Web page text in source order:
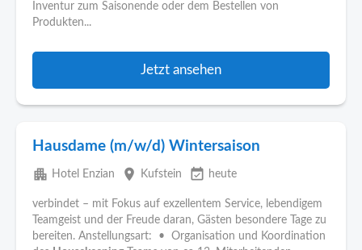
Inventur zum Saisonende oder dem Bestellen von
Produkten...
Jetzt ansehen
Hausdame (m/w/d) Wintersaison
apartment Hotel Enzian place Kufstein event_available heute
verbindet – mit Fokus auf exzellentem Service, lebendigem
Teamgeist und der Freude daran, Gästen besondere Tage zu
bereiten. Anstellungsart: • Organisation und Koordination